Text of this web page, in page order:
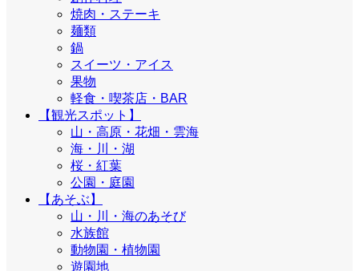
焼肉・ステーキ
麺類
鍋
スイーツ・アイス
果物
軽食・喫茶店・BAR
【観光スポット】
山・高原・花畑・雲海
海・川・湖
桜・紅葉
公園・庭園
【あそぶ】
山・川・海のあそび
水族館
動物園・植物園
遊園地